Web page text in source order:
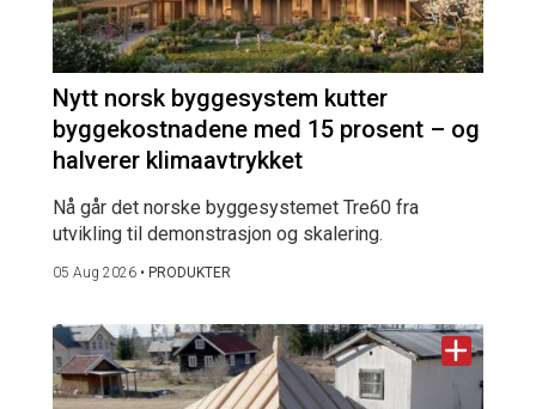
Nytt norsk byggesystem kutter
byggekostnadene med 15 prosent – og
halverer klimaavtrykket
Nå går det norske byggesystemet Tre60 fra
utvikling til demonstrasjon og skalering.
05 Aug 2026 • PRODUKTER